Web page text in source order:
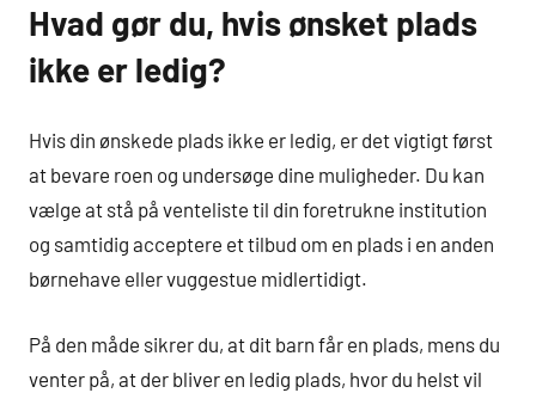
Hvad gør du, hvis ønsket plads
ikke er ledig?
Hvis din ønskede plads ikke er ledig, er det vigtigt først
at bevare roen og undersøge dine muligheder. Du kan
vælge at stå på venteliste til din foretrukne institution
og samtidig acceptere et tilbud om en plads i en anden
børnehave eller vuggestue midlertidigt.
På den måde sikrer du, at dit barn får en plads, mens du
venter på, at der bliver en ledig plads, hvor du helst vil